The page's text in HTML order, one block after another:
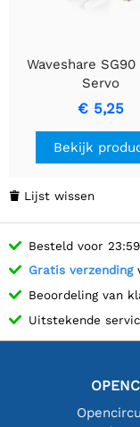
Waveshare
Servo
€ 5,25
Bekijk
 Lijst wissen
Besteld voor
Gratis verzending
Beoordeling van
Uitstekende